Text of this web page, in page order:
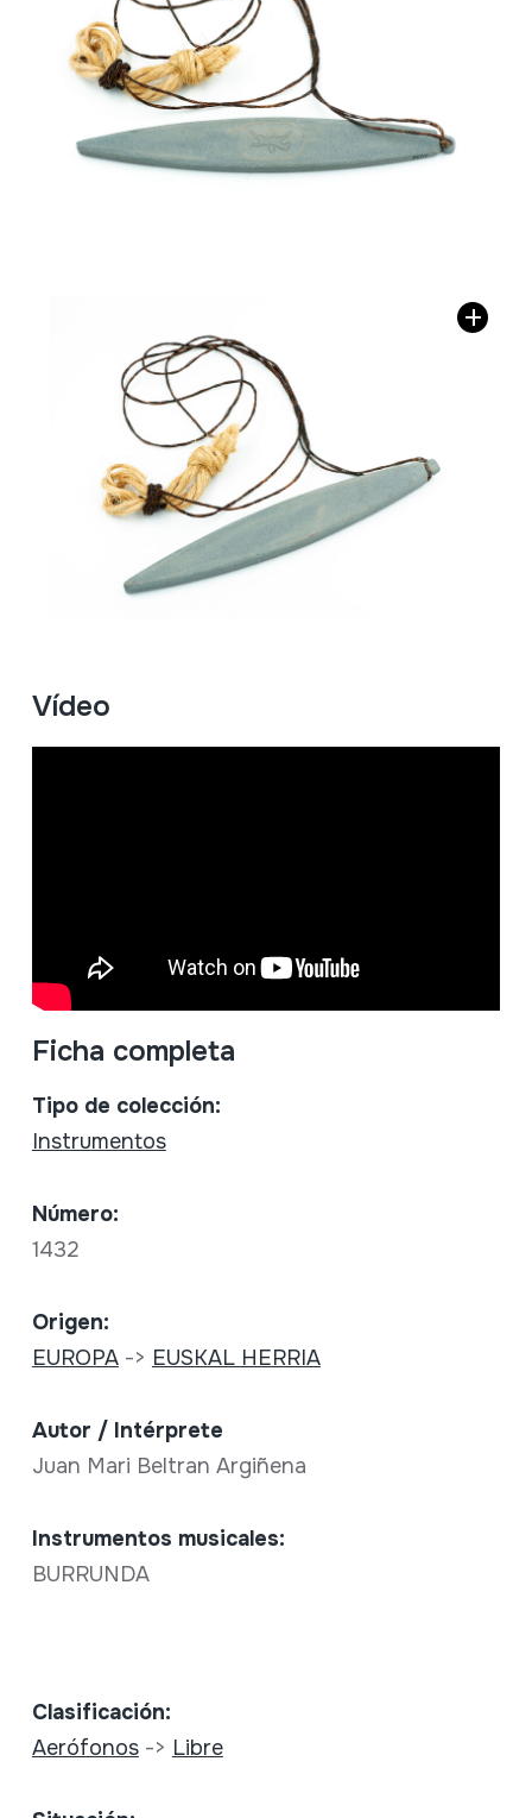
Vídeo
Ficha completa
Tipo de colección:
Instrumentos
Número:
1432
Origen:
EUROPA-> EUSKAL HERRIA
Autor / Intérprete
Juan Mari Beltran Argiñena
Instrumentos musicales:
BURRUNDA
Clasificación:
Aerófonos-> Libre